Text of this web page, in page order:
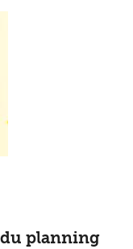
planning